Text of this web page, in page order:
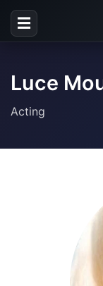
☰
Luce
Acting